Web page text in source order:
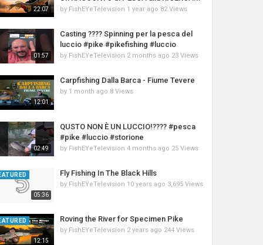
22:07 by FishEYeTelevision 1 year ago 82 Views
01:57
Casting ???? Spinning per la pesca del
luccio #pike #pikefishing #luccio
by FishEYeTelevision 2 months ago 23 Views
12:01
Carpfishing Dalla Barca - Fiume Tevere
by 1 month ago 8 Views
02:49
QUSTO NON È UN LUCCIO!???? #pesca
#pike #luccio #storione
by FishEYeTelevision 4 months ago 25 Views
05:36
Fly Fishing In The Black Hills
by FishEYeTelevision 10 years ago 3,695 Views
12:15
Roving the River for Specimen Pike
by FishEYeTelevision 2 years ago 244 Views